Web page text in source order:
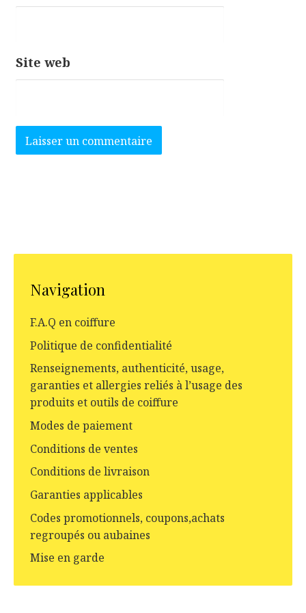
Site web
Navigation
F.A.Q en coiffure
Politique de confidentialité
Renseignements, authenticité, usage,
garanties et allergies reliés à l’usage des
produits et outils de coiffure
Modes de paiement
Conditions de ventes
Conditions de livraison
Garanties applicables
Codes promotionnels, coupons,achats
regroupés ou aubaines
Mise en garde